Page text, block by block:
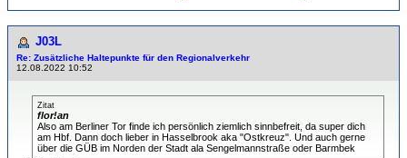
J03L
Re: Zusätzliche Haltepunkte für den Regionalverkehr
12.08.2022 10:52
Zitat
flor!an
Also am Berliner Tor finde ich persönlich ziemlich sinnbefreit, da super dich
am Hbf. Dann doch lieber in Hasselbrook aka "Ostkreuz". Und auch gerne
über die GÜB im Norden der Stadt ala Sengelmannstraße oder Barmbek